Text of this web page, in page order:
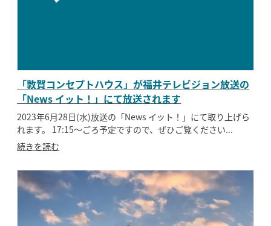
「敦賀コンセプトハウス」が福井テレビジョン放送の
「News イット！」にて放送されます
2023年6月28日(水)放送の「News イット！」にて取り上げら
れます。 17:15〜ごろ予定ですので、ぜひご覧ください...
続きを読む